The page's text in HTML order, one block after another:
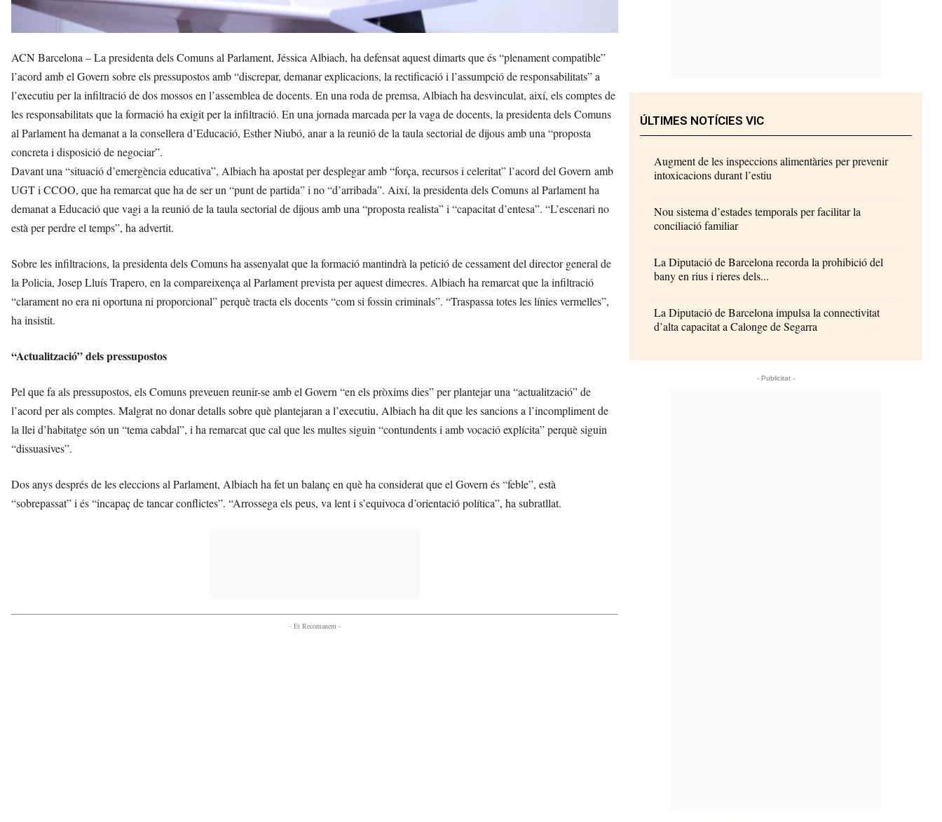
ACN Barcelona – La presidenta dels Comuns al Parlament, Jéssica Albiach, ha defensat aquest dimarts que és “plenament compatible”
l’acord amb el Govern sobre els pressupostos amb “discrepar, demanar explicacions, la rectificació i l’assumpció de responsabilitats” a
l’executiu per la infiltració de dos mossos en l’assemblea de docents. En una roda de premsa, Albiach ha desvinculat, així, els comptes de
les responsabilitats que la formació ha exigit per la infiltració. En una jornada marcada per la vaga de docents, la presidenta dels Comuns
al Parlament ha demanat a la consellera d’Educació, Esther Niubó, anar a la reunió de la taula sectorial de dijous amb una “proposta
concreta i disposició de negociar”.
Davant una “situació d’emergència educativa”, Albiach ha apostat per desplegar amb “força, recursos i celeritat” l’acord del Govern amb
UGT i CCOO, que ha remarcat que ha de ser un “punt de partida” i no “d’arribada”. Així, la presidenta dels Comuns al Parlament ha
demanat a Educació que vagi a la reunió de la taula sectorial de dijous amb una “proposta realista” i “capacitat d’entesa”. “L’escenari no
està per perdre el temps”, ha advertit.
Sobre les infiltracions, la presidenta dels Comuns ha assenyalat que la formació mantindrà la petició de cessament del director general de
la Policia, Josep Lluís Trapero, en la compareixença al Parlament prevista per aquest dimecres. Albiach ha remarcat que la infiltració
“clarament no era ni oportuna ni proporcional” perquè tracta els docents “com si fossin criminals”. “Traspassa totes les línies vermelles”,
ha insistit.
“Actualització” dels pressupostos
Pel que fa als pressupostos, els Comuns preveuen reunir-se amb el Govern “en els pròxims dies” per plantejar una “actualització” de
l’acord per als comptes. Malgrat no donar detalls sobre què plantejaran a l’executiu, Albiach ha dit que les sancions a l’incompliment de
la llei d’habitatge són un “tema cabdal”, i ha remarcat que cal que les multes siguin “contundents i amb vocació explícita” perquè siguin
“dissuasives”.
Dos anys després de les eleccions al Parlament, Albiach ha fet un balanç en què ha considerat que el Govern és “feble”, està
“sobrepassat” i és “incapaç de tancar conflictes”. “Arrossega els peus, va lent i s’equivoca d’orientació política”, ha subratllat.
- Et Recomanem -
ÚLTIMES NOTÍCIES VIC
Augment de les inspeccions alimentàries per prevenir
intoxicacions durant l’estiu
Nou sistema d’estades temporals per facilitar la
conciliació familiar
La Diputació de Barcelona recorda la prohibició del
bany en rius i rieres dels...
La Diputació de Barcelona impulsa la connectivitat
d’alta capacitat a Calonge de Segarra
- Publicitat -